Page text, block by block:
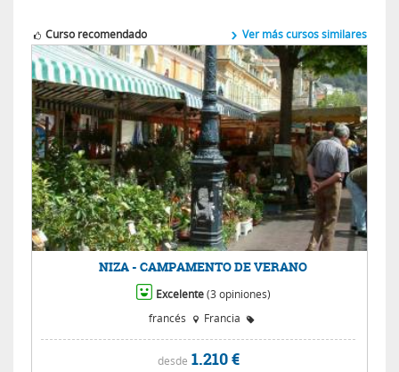
Curso recomendado Ver más cursos similares
NIZA - CAMPAMENTO DE VERANO
Excelente(3 opiniones)
francés
Francia
desde 1.210 €